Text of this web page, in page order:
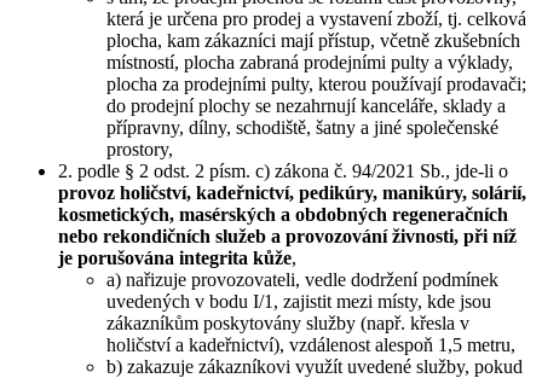
která je určena pro prodej a vystavení zboží, tj. celková
plocha, kam zákazníci mají přístup, včetně zkušebních
místností, plocha zabraná prodejními pulty a výklady,
plocha za prodejními pulty, kterou používají prodavači;
do prodejní plochy se nezahrnují kanceláře, sklady a
přípravny, dílny, schodiště, šatny a jiné společenské
prostory,
2. podle § 2 odst. 2 písm. c) zákona č. 94/2021 Sb., jde-li o
provoz holičství, kadeřnictví, pedikúry, manikúry, solárií,
kosmetických, masérských a obdobných regeneračních
nebo rekondičních služeb a provozování živnosti, při níž
je porušována integrita kůže,
a) nařizuje provozovateli, vedle dodržení podmínek
uvedených v bodu I/1, zajistit mezi místy, kde jsou
zákazníkům poskytovány služby (např. křesla v
holičství a kadeřnictví), vzdálenost alespoň 1,5 metru,
b) zakazuje zákazníkovi využít uvedené služby, pokud